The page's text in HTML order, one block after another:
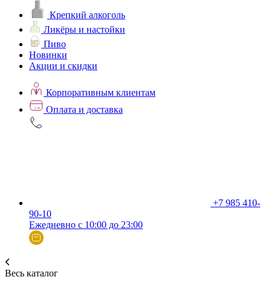
Крепкий алкоголь
Ликёры и настойки
Пиво
Новинки
Акции и скидки
Корпоративным клиентам
Оплата и доставка
+7 985 410-
90-10
Ежедневно с 10:00 до 23:00
Весь каталог